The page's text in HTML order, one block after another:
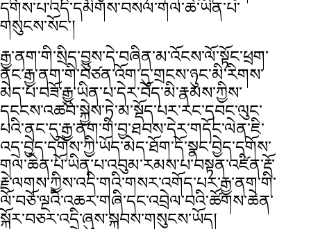
དགོས་པ་འདི་དམིགས་བསལ་གལ་ཆེ་ཡིན་པ་
གསུངས་སོང་།
རྒྱ་ནག་གི་སྲིད་བྱུས་དེ་བཞིན་མ་འོངས་ལོ་སྟོང་ཕྲག་
ནང་རྒྱ་ནག་གི་བཙན་འོག་དུ་གྲངས་ཉུང་མི་རིགས་
མེད་པ་བཟོ་རྒྱུ་ཡིན་པ་དེར་བོད་མི་རྣམས་ཀྱིས་
དངངས་འཚབ་སྐྱེས་ཏེ་མ་སྡོད་པར་རང་དབང་ལུང་
པའི་ནང་དུ་རྒྱ་ནག་གི་བྱ་ཐབས་དེར་གདོང་ལེན་ཇི་
འདྲ་བྱེད་དགོས་ཀྱི་ཡོད་མེད་ཐོག་དོ་སྣང་བྱེད་དགོས་
གལ་ཆེན་པོ་ཡིན་པ་འབུམ་རམས་པ་བསྟན་འཛིན་རྡོ་
རྗེ་ལགས་ཀྱིས་འདི་གའི་གསར་འགོད་པར་རྒྱ་ནག་གི་
ལོ་བཅོ་ལྔའི་འཆར་གཞི་དང་འབྲེལ་བའི་ཚོགས་ཆེན་
སྐོར་བཅར་འདྲི་ཞུས་སྐབས་གསུངས་ཡོད།